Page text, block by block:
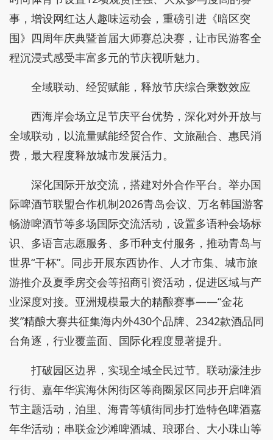
事，增设网红达人趣味运动会，重磅引进《暗区突
围》四周年庆典暨首届大师赛总决赛，让市民游客全
程沉浸式感受丰富多元的节庆视听魅力。
全域联动、经贸赋能，释放节庆综合乘数效应
西海岸会场立足节庆平台优势，深化对外开放与
全域联动，以流量赋能经贸合作、文旅融合、惠民消
费，最大程度释放城市发展活力。
深化国际开放交流，搭建对外合作平台。举办国
际啤酒节联盟合作机制2026青岛会议、万名韩国游客
畅游啤酒节等多场国际交流活动，设置多语种会场标
识、多语言志愿服务、多币种支付服务，推动青岛与
世界“干杯”。同步开展东西协作、人才市集、城市旅
游推介及夏季房交会等招商引资活动，促进区域与产
业深度对接。亚洲规模最大的精酿赛事——“金花
奖”精酿大赛共征集海内外430个品牌、2342款酒品同
台角逐，行业覆盖面、国际化程度显著提升。
打破园区边界，实现全域全民过节。联动濠洼步
行街、嘉年华滨海休闲街区等商圈景区同步开启啤酒
节主题活动，泊里、海青等镇街同步打造特色啤酒嘉
年华活动；串联金沙滩啤酒城、琅琊台、大小珠山等